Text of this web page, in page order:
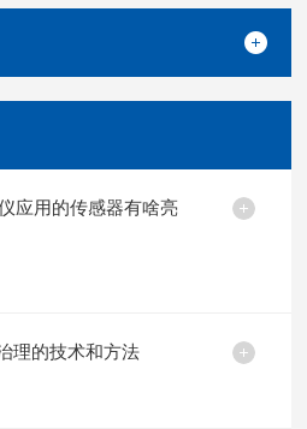
应用的传感器有啥亮
理的技术和方法